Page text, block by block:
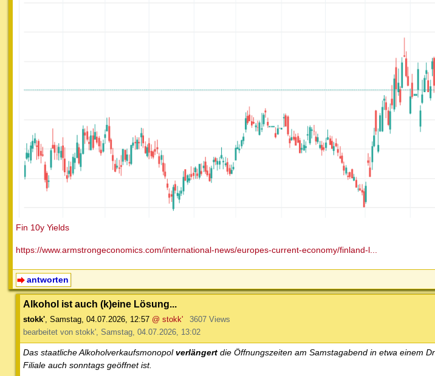
Fin 10y Yields
https://www.armstrongeconomics.com/international-news/europes-current-economy/finland-l...
antworten
Alkohol ist auch (k)eine Lösung...
stokk', Samstag, 04.07.2026, 12:57 @ stokk'
3607 Views
bearbeitet von stokk', Samstag, 04.07.2026, 13:02
Das staatliche Alkoholverkaufsmonopolverlängert die Öffnungszeiten am Samstagabend in etwa einem
Filiale auch sonntags geöffnet ist.